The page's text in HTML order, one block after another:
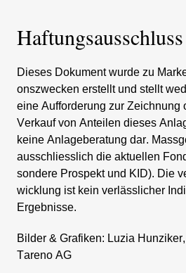
Haftungs­aus­schluss
Dieses Dokument wurde zu
ons­zwecken erstellt und stellt
eine Auffor­de­rung zur Zeich­nung
Verkauf von Anteilen dieses
keine Anlage­be­ra­tung dar.
ausschliess­lich die aktuellen
son­dere Prospekt und KID). Die
wick­lung ist kein verläss­li­cher
Ergeb­nisse.
Bilder & Grafiken: Luzia
Tareno AG